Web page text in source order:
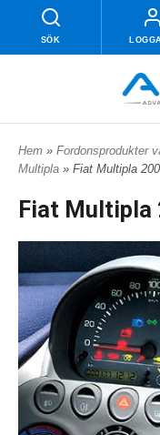
SÖK
Hem » Fordonsprodukter
Multipla » Fiat Multipla
Fiat Multipla